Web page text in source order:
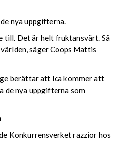
nya uppgifterna.
till. Det är helt fruktansvärt. Så
säger Coops Mattis
berättar att Ica kommer att
de nya uppgifterna som
Konkurrensverket razzior hos